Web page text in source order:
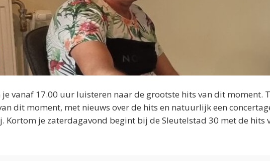
vanaf 17.00 uur luisteren naar de grootste hits van dit moment.
dit moment, met nieuws over de hits en natuurlijk een
Kortom je zaterdagavond begint bij de Sleutelstad 30 met de hits